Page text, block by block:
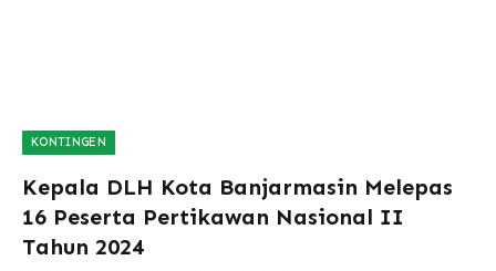
KONTINGEN
Kepala DLH Kota Banjarmasin Melepas
16 Peserta Pertikawan Nasional II
Tahun 2024